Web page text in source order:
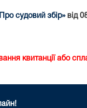
судовий збір»від
квитанції або